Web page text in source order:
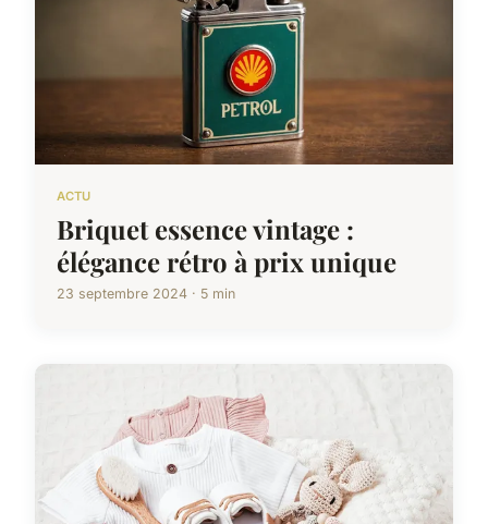
ACTU
Briquet essence vintage :
élégance rétro à prix unique
23 septembre 2024 · 5 min